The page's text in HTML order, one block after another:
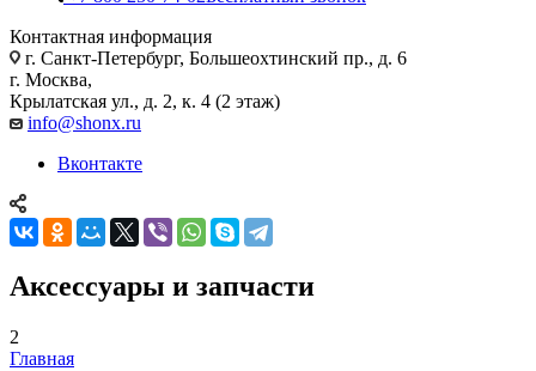
Контактная информация
г. Санкт-Петербург, Большеохтинский пр., д. 6
г. Москва,
Крылатская ул., д. 2, к. 4 (2 этаж)
info@shonx.ru
Вконтакте
Аксессуары и запчасти
2
Главная